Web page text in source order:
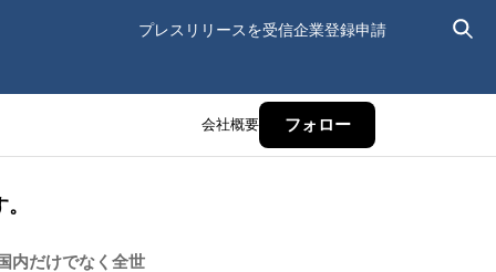
プレスリリースを受信企業登録申請
会社概要 フォロー
内だけでなく全世